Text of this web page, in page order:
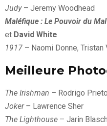
Judy– Jeremy Woodhead
Maléfique : Le Pouvoir du Mal
et David White
1917 – Naomi Donne,
Meilleure
The Irishman – Rodrigo Prieto
Joker– Lawrence Sher
The Lighthouse – Jarin